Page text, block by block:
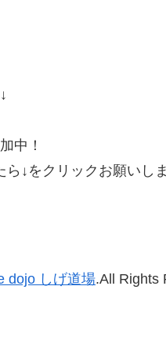
中！
ら↓をクリックお願いし
dojo しげ道場.All Rights